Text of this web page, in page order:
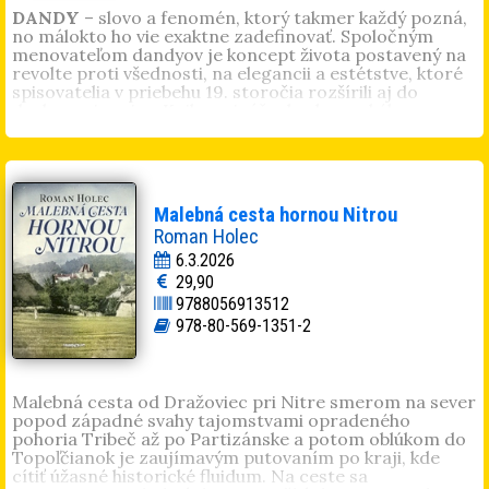
DANDY – slovo a fenomén, ktorý takmer každý pozná,
no málokto ho vie exaktne zadefinovať. Spoločným
menovateľom dandyov je koncept života postavený na
revolte proti všednosti, na elegancii a estétstve, ktoré
spisovatelia v priebehu 19. storočia rozšírili aj do
dandyov, ktorých zlatou érou bolo obdobie od
počiatkov romantizmu po obdobie fin-de-siècle. Autor
sa zameriava na významných predstaviteľov
a spisovateľov dandyzmu v jeho umeleckom variante
v európskom a stredoeurópskom kontexte (Stendhal,
Byron, Balzac, d’Aurevilly, Baudelaire, Wilde, Breisky,
Altenberg a ďalší) a hľadá prejavy dandyzmu
u slovenských umelcov z radov spisovateľov
(Hviezdoslav, Jesenský, Mitrovský, Gašpar, Bohúň,
Gregor a ďalší).
Doc. Mgr.Martin Vašš
fakulty Univerzity Komenského v Bratislave. Vo svojej
vedeckej a pedagogickej činnosti sa venuje slovenským
politickým, kultúrnym a sociálnym dejinám 20. storočia
a vybraným otázkam historiografie 20. storočia. Je
autorom vedeckých monografiíSlovenská otázka v
Malebná cesta hornou Nitrou
Roman Holec
6.3.2026
29,90
9788056913512
978-80-569-1351-2
Malebná cesta od Dražoviec pri Nitre smerom na sever
popod západné svahy tajomstvami opradeného
pohoria Tribeč až po Partizánske a potom oblúkom do
Topoľčianok je zaujímavým putovaním po kraji, kde
cítiť úžasné historické fluidum. Na ceste sa